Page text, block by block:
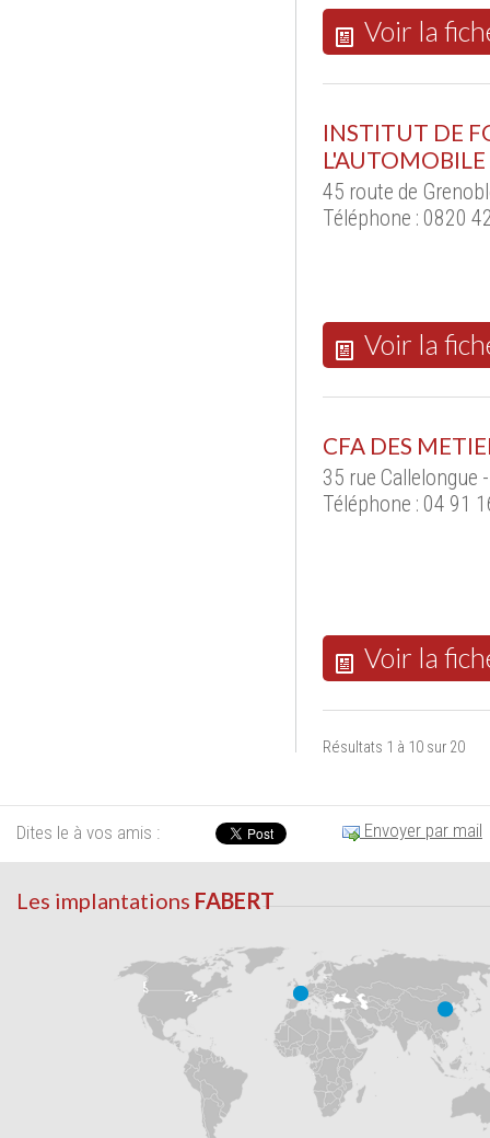
Voir la
INSTITUT DE
L'AUTOMOBILE
45 route de
Téléphone : 0820
Voir la
CFA DES
35 rue Callelongue
Téléphone : 04 91
Voir la
Résultats 1 à 10 sur 20
Dites le à vos amis : Envoyer par mail
Les implantations FABERT